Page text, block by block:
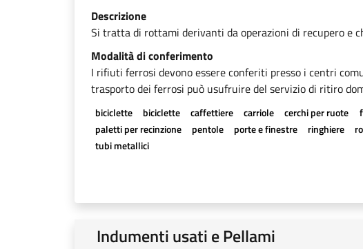
Descrizione
Si tratta di rottami derivanti da operazioni di recupero e
Modalità di conferimento
I rifiuti ferrosi devono essere conferiti presso i centri
trasporto dei ferrosi può usufruire del servizio di ritiro
biciclette biciclette caffettiere carriole cerchi per ruote
paletti per recinzione
pentole porte e finestre ringhiere
tubi metallici
Indumenti usati e Pellami